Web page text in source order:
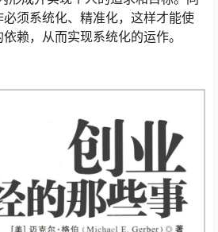
须系统化、精准化，这样才能使
赖，从而实现系统化的运作。